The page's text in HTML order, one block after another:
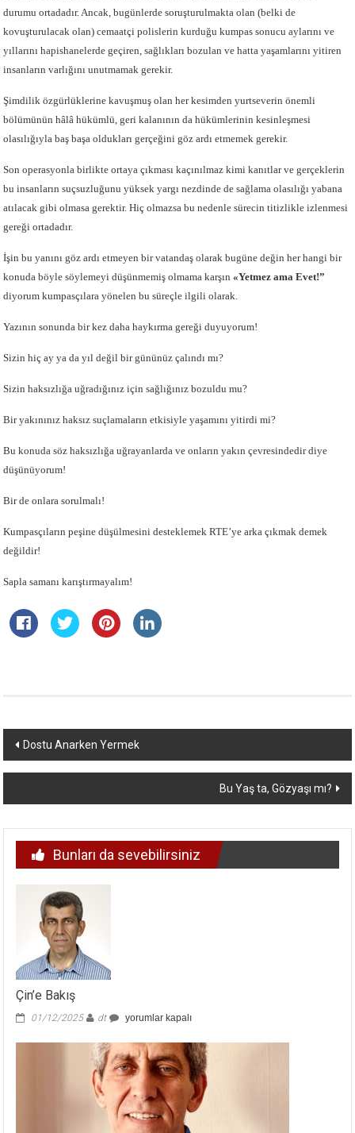
durumu ortadadır. Ancak, bugünlerde soruşturulmakta olan (belki de
kovuşturulacak olan) cemaatçi polislerin kurduğu kumpas sonucu aylarını ve
yıllarını hapishanelerde geçiren, sağlıkları bozulan ve hatta yaşamlarını yitiren
insanların varlığını unutmamak gerekir.
Şimdilik özgürlüklerine kavuşmuş olan her kesimden yurtseverin önemli
bölümünün hâlâ hükümlü, geri kalanının da hükümlerinin kesinleşmesi
olasılığıyla baş başa oldukları gerçeğini göz ardı etmemek gerekir.
Son operasyonla birlikte ortaya çıkması kaçınılmaz kimi kanıtlar ve gerçeklerin
bu insanların suçsuzluğunu yüksek yargı nezdinde de sağlama olasılığı yabana
atılacak gibi olmasa gerektir. Hiç olmazsa bu nedenle sürecin titizlikle izlenmesi
gereği ortadadır.
İşin bu yanını göz ardı etmeyen bir vatandaş olarak bugüne değin her hangi bir
konuda böyle söylemeyi düşünmemiş olmama karşın«Yetmez ama Evet!”
diyorum kumpasçılara yönelen bu süreçle ilgili olarak.
Yazının sonunda bir kez daha haykırma gereği duyuyorum!
Sizin hiç ay ya da yıl değil bir gününüz çalındı mı?
Sizin haksızlığa uğradığınız için sağlığınız bozuldu mu?
Bir yakınınız haksız suçlamaların etkisiyle yaşamını yitirdi mi?
Bu konuda söz haksızlığa uğrayanlarda ve onların yakın çevresindedir diye
düşünüyorum!
Bir de onlara sorulmalı!
Kumpasçıların peşine düşülmesini desteklemek RTE’ye arka çıkmak demek
değildir!
Sapla samanı karıştırmayalım!
Yazı
dolaşımı
Dostu Anarken Yermek
Bu Yaş ta, Gözyaşı mı?
Bunları da sevebilirsiniz
Çin’e Bakış
01/12/2025 dt
Çin’e
için
yorumlar kapalı